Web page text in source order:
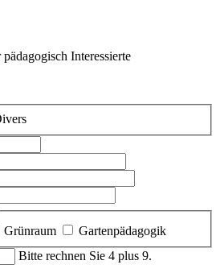
Interessierte
Grünraum
Gartenpädagogik
Bitte rechnen Sie 4 plus 9.